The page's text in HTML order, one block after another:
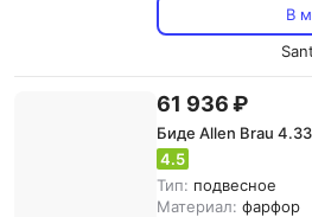
В
61 936 ₽
Биде Allen Brau
4.5
Тип: подвесное
Материал: фарфор